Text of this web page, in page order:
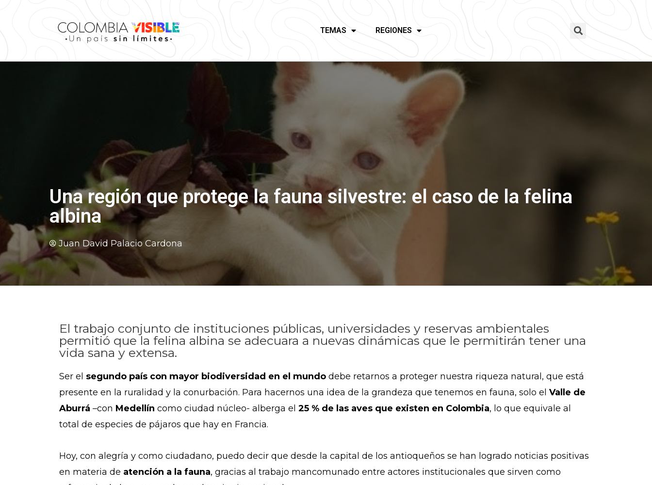
TEMAS REGIONES
Una región que protege la fauna silvestre: el caso de la felina
albina
Juan David Palacio Cardona
El trabajo conjunto de instituciones públicas, universidades y reservas ambientales
permitió que la felina albina se adecuara a nuevas dinámicas que le permitirán tener una
vida sana y extensa.
Ser el segundo país con mayor biodiversidad en el mundo debe retarnos a proteger nuestra riqueza natural, que está
presente en la ruralidad y la conurbación. Para hacernos una idea de la grandeza que tenemos en fauna, solo el Valle de
Aburrá –con Medellín como ciudad núcleo- alberga el 25 % de las aves que existen en Colombia, lo que equivale al
total de especies de pájaros que hay en Francia.
Hoy, con alegría y como ciudadano, puedo decir que desde la capital de los antioqueños se han logrado noticias positivas
en materia de atención a la fauna, gracias al trabajo mancomunado entre actores institucionales que sirven como